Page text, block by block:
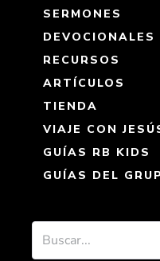
SERMONES
DEVOCIONALES
RECURSOS
ARTÍCULOS
TIENDA
VIAJE CON
GUÍAS RB KIDS
GUÍAS DEL